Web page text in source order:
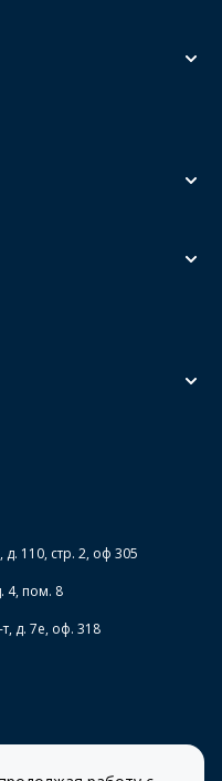
д. 110, стр. 2, оф 305
4, пом. 8
д. 7е, оф. 318